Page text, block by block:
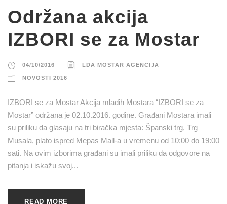
Održana akcija
IZBORI se za Mostar
04/10/2016 LDA MOSTAR AGENCIJA
NOVOSTI 2016
IZBORI se za Mostar Akcija mladih Mostara “IZBORI se za
Mostar” održana je 02.10.2016. godine. Građani Mostara imali
su priliku da glasaju na tri biračka mjesta: Španski trg, Trg
Musala, plato ispred Mepas Mall-a u vremenu od 10:00 do 19:00
sati. Na ovim izborima građani su imali priliku da odgovore na
pitanja i iskažu svoj...
READ MORE